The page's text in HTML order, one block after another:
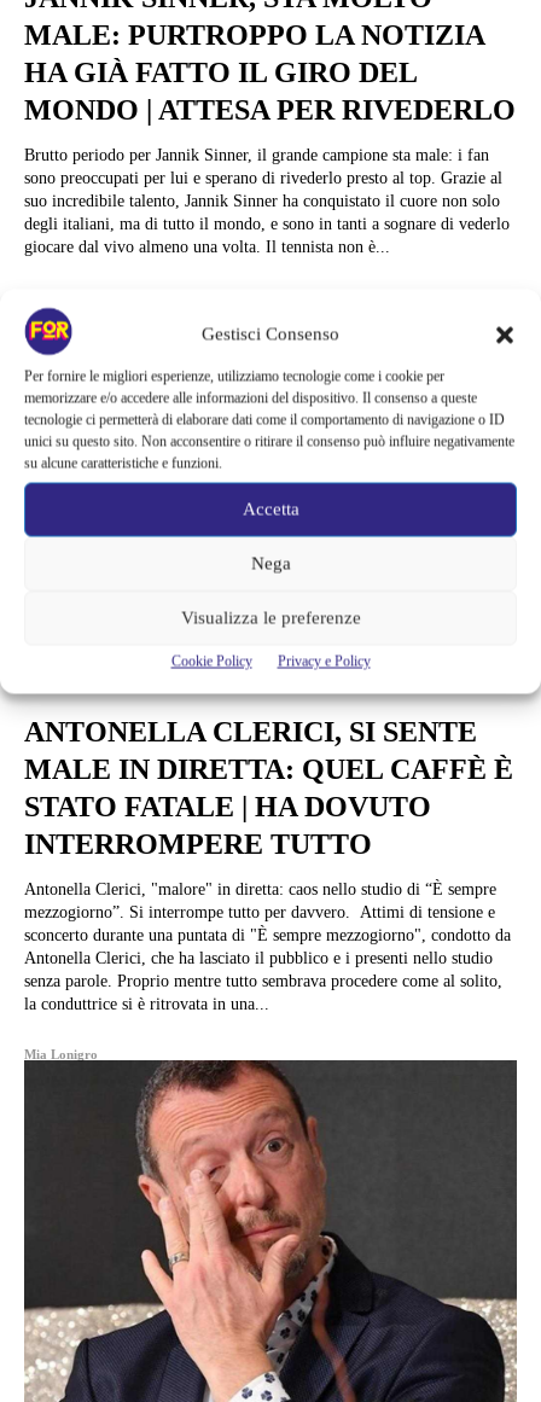
Gestisci Consenso
Per fornire le migliori esperienze, utilizziamo tecnologie come i cookie per
memorizzare e/o accedere alle informazioni del dispositivo. Il consenso a queste
tecnologie ci permetterà di elaborare dati come il comportamento di navigazione o ID
unici su questo sito. Non acconsentire o ritirare il consenso può influire negativamente
su alcune caratteristiche e funzioni.
Accetta
Nega
Visualizza le preferenze
Cookie Policy Privacy e Policy
MALE: PURTROPPO LA NOTIZIA
HA GIÀ FATTO IL GIRO DEL
MONDO | ATTESA PER RIVEDERLO
Brutto periodo per Jannik Sinner, il grande campione sta male: i fan
sono preoccupati per lui e sperano di rivederlo presto al top. Grazie al
suo incredibile talento, Jannik Sinner ha conquistato il cuore non solo
degli italiani, ma di tutto il mondo, e sono in tanti a sognare di vederlo
giocare dal vivo almeno una volta. Il tennista non è...
ANTONELLA CLERICI, SI SENTE
MALE IN DIRETTA: QUEL CAFFÈ È
STATO FATALE | HA DOVUTO
INTERROMPERE TUTTO
Antonella Clerici, "malore" in diretta: caos nello studio di “È sempre
mezzogiorno”. Si interrompe tutto per davvero. Attimi di tensione e
sconcerto durante una puntata di "È sempre mezzogiorno", condotto da
Antonella Clerici, che ha lasciato il pubblico e i presenti nello studio
senza parole. Proprio mentre tutto sembrava procedere come al solito,
la conduttrice si è ritrovata in una...
Mia Lonigro